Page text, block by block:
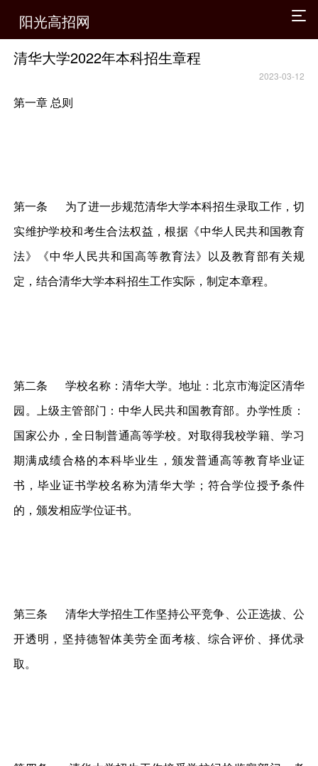
阳光高招网
清华大学2022年本科招生章程
2023-03-12
第一章 总则
第一条 为了进一步规范清华大学本科招生录取工作，切
实维护学校和考生合法权益，根据《中华人民共和国教育
法》《中华人民共和国高等教育法》以及教育部有关规
定，结合清华大学本科招生工作实际，制定本章程。
第二条 学校名称：清华大学。地址：北京市海淀区清华
园。上级主管部门：中华人民共和国教育部。办学性质：
国家公办，全日制普通高等学校。对取得我校学籍、学习
期满成绩合格的本科毕业生，颁发普通高等教育毕业证
书，毕业证书学校名称为清华大学；符合学位授予条件
的，颁发相应学位证书。
第三条 清华大学招生工作坚持公平竞争、公正选拔、公
开透明，坚持德智体美劳全面考核、综合评价、择优录
取。